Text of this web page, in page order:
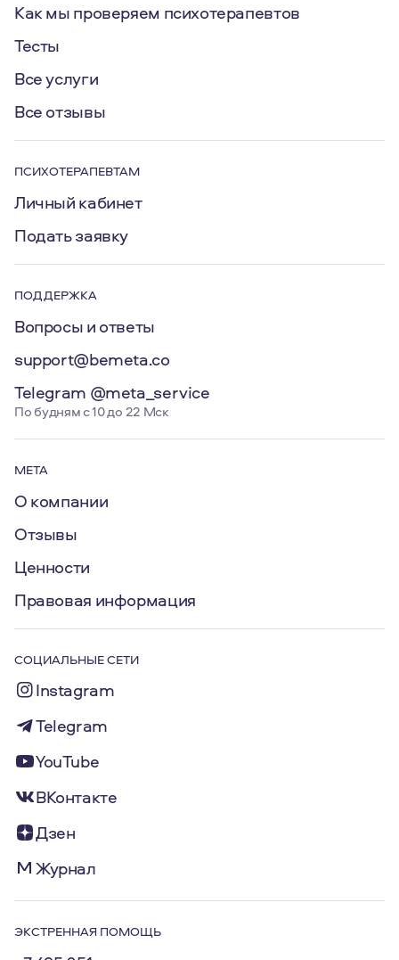
Как мы проверяем психотерапевтов
Тесты
Все услуги
Все отзывы
ПСИХОТЕРАПЕВТАМ
Личный кабинет
Подать заявку
ПОДДЕРЖКА
Вопросы и ответы
support@bemeta.co
Telegram @meta_service
По будням с 10 до 22 Мск
МЕТА
О компании
Отзывы
Ценности
Правовая информация
СОЦИАЛЬНЫЕ СЕТИ
Instagram
Telegram
YouTube
ВКонтакте
Дзен
Журнал
ЭКСТРЕННАЯ ПОМОЩЬ